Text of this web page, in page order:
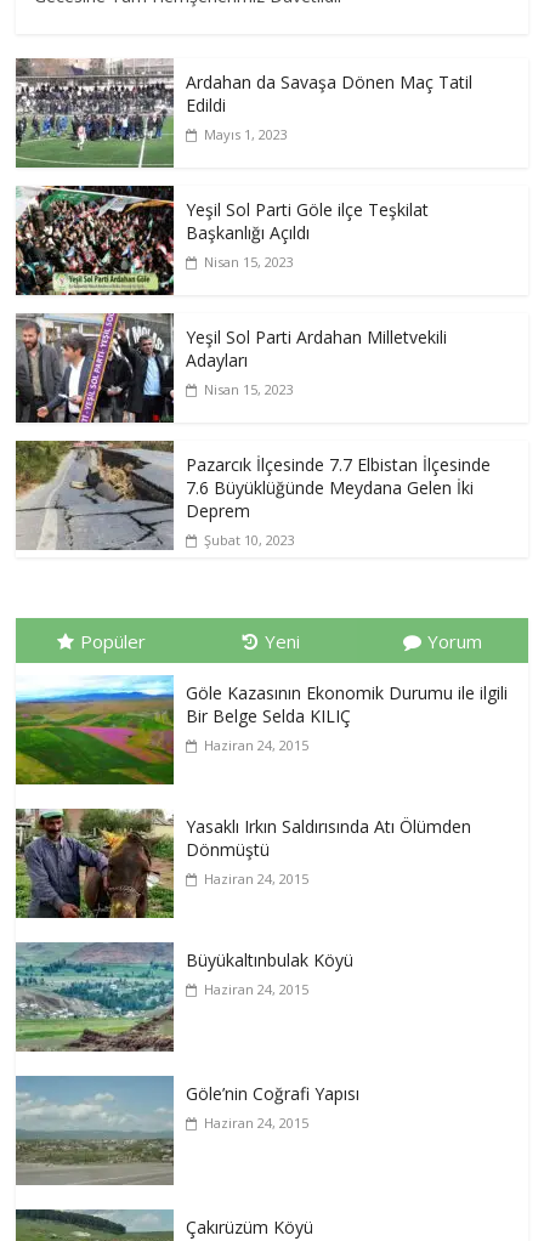
Ardahan da Savaşa Dönen Maç Tatil
Edildi
Mayıs 1, 2023
Yeşil Sol Parti Göle ilçe Teşkilat
Başkanlığı Açıldı
Nisan 15, 2023
Yeşil Sol Parti Ardahan Milletvekili
Adayları
Nisan 15, 2023
Pazarcık İlçesinde 7.7 Elbistan İlçesinde
7.6 Büyüklüğünde Meydana Gelen İki
Deprem
Şubat 10, 2023
Popüler Yeni Yorum
Göle Kazasının Ekonomik Durumu ile ilgili
Bir Belge Selda KILIÇ
Haziran 24, 2015
Yasaklı Irkın Saldırısında Atı Ölümden
Dönmüştü
Haziran 24, 2015
Büyükaltınbulak Köyü
Haziran 24, 2015
Göle’nin Coğrafi Yapısı
Haziran 24, 2015
Çakırüzüm Köyü